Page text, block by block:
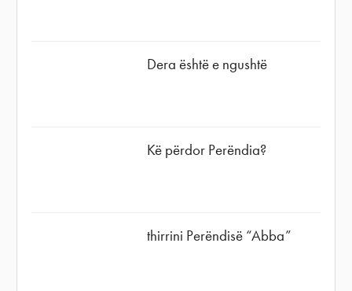
Dera është e ngushtë
Kë përdor Perëndia?
thirrini Perëndisë “Abba”